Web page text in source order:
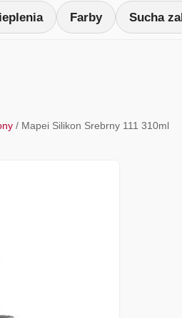
Farby Sucha
/ Mapei Silikon Srebrny 111 310ml